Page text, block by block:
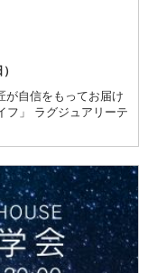
が自信をもってお届け
フ」 ラグジュアリーテ